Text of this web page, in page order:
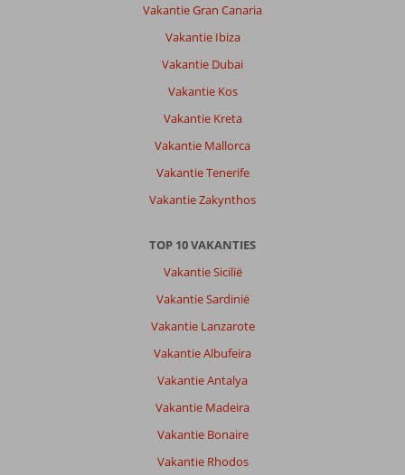
Vakantie Gran Canaria
Vakantie Ibiza
Vakantie Dubai
Vakantie Kos
Vakantie Kreta
Vakantie Mallorca
Vakantie Tenerife
Vakantie Zakynthos
TOP 10 VAKANTIES
Vakantie Sicilië
Vakantie Sardinië
Vakantie Lanzarote
Vakantie Albufeira
Vakantie Antalya
Vakantie Madeira
Vakantie Bonaire
Vakantie Rhodos